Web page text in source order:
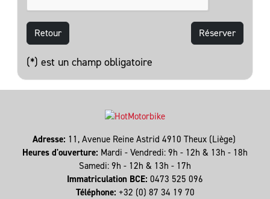
Retour
(*) est un champ obligatoire
Adresse: 11, Avenue Reine Astrid 4910 Theux (Liège)
Heures d'ouverture: Mardi - Vendredi: 9h - 12h & 13h - 18h
Samedi: 9h - 12h & 13h - 17h
Immatriculation BCE: 0473 525 096
Téléphone: +32 (0) 87 34 19 70